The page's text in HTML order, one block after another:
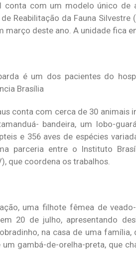
conta com um modelo único de
Reabilitação da Fauna
março deste ano. A unidade fica
é um dos pacientes do
Brasília
conta com cerca de 30
bandeira, um lobo-
e 356 aves de espécies
parceria entre o Instituto
que coordena os trabalhos.
uma filhote fêmea de
20 de julho, apresentando
na casa de uma
gambá-de-orelha-preta, que